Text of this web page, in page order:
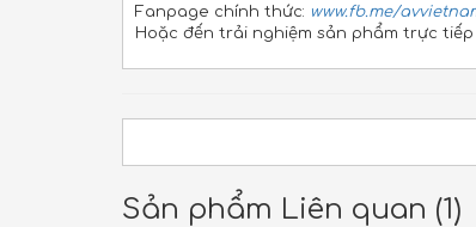
Fanpage chính thức: www.fb.me/
Hoặc đến trải nghiệm sản phẩm trực
Sản phẩm Liên quan (1)